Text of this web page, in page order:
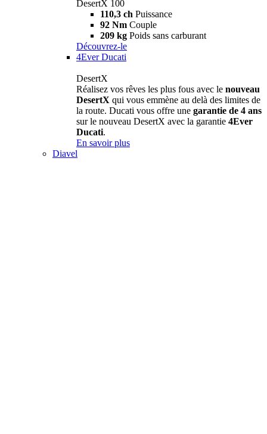
DesertX 100
110,3 ch Puissance
92 Nm Couple
209 kg Poids sans carburant
Découvrez-le
4Ever Ducati
DesertX
Réalisez vos rêves les plus fous avec le nouveau
DesertX qui vous emmène au delà des limites de
la route. Ducati vous offre une garantie de 4 ans
sur le nouveau DesertX avec la garantie 4Ever
Ducati.
En savoir plus
Diavel